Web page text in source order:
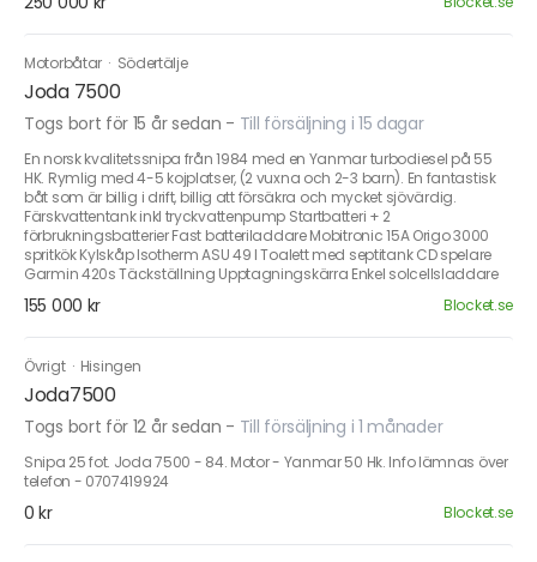
Motorbåtar · Södertälje
Joda 7500
Togs bort för 15 år sedan - Till försäljning i 15 dagar
En norsk kvalitetssnipa från 1984 med en Yanmar turbodiesel på 55
HK. Rymlig med 4-5 kojplatser, (2 vuxna och 2-3 barn). En fantastisk
båt som är billig i drift, billig att försäkra och mycket sjövärdig.
Färskvattentank inkl tryckvattenpump Startbatteri + 2
förbrukningsbatterier Fast batteriladdare Mobitronic 15A Origo 3000
spritkök Kylskåp Isotherm ASU 49 l Toalett med septitank CD spelare
Garmin 420s Täckställning Upptagningskärra Enkel solcellsladdare
155 000 kr Blocket.se
Övrigt · Hisingen
Joda7500
Togs bort för 12 år sedan - Till försäljning i 1 månader
Snipa 25 fot. Joda 7500 - 84. Motor - Yanmar 50 Hk. Info lämnas över
telefon - 0707419924
0 kr Blocket.se